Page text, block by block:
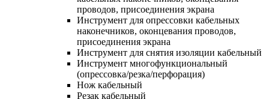
проводов, присоединения экрана
Инструмент для опрессовки кабельных
наконечников, оконцевания проводов,
присоединения экрана
Инструмент для снятия изоляции кабельный
Инструмент многофункциональный
(опрессовка/резка/перфорация)
Нож кабельный
Резак кабельный